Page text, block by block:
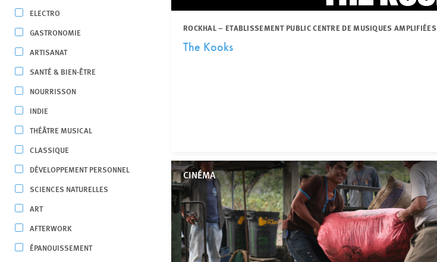
ELECTRO
GASTRONOMIE
ARTISANAT
SANTÉ & BIEN-ÊTRE
NOURRISSON
INDIE
THÉÂTRE MUSICAL
CLASSIQUE
DÉVELOPPEMENT PERSONNEL
SCIENCES NATURELLES
ART
AFTERWORK
ÉPANOUISSEMENT
ROCKHAL – ETABLISSEMENT PUBLIC CENTRE DE MUSIQUES AMPLIFIÉES
The Kooks
CINÉMA